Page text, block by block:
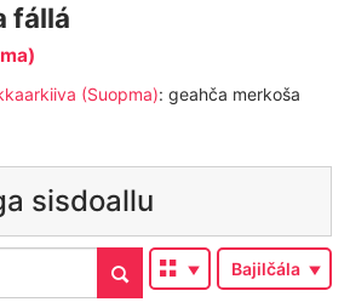
fállá
(Suopma): geahča merkoša
sisdoallu
Ohcan
Čájet
Ordne
Bajilčála